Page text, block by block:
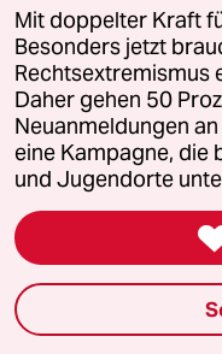
taz lab Infobrief
Veranstaltungen
Demnächst
Live im Stream
Mit doppelter Kraft
Besonders jetzt
Rechtsextremismus
Daher gehen 50
Neuanmeldungen
eine Kampagne, die
und Jugendorte